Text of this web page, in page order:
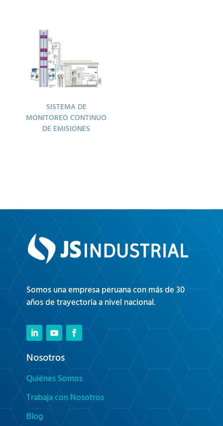
SISTEMA DE
MONITOREO CONTINUO
DE EMISIONES
Somos una empresa peruana con más de 30
años de trayectoria a nivel nacional.
Nosotros
Quiénes Somos
Trabaja con Nosotros
Blog